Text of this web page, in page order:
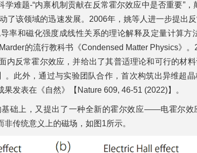
难题-“内禀机制贡献在反常霍尔效应中是否重要”，
了该领域的迅速发展。2006年，姚等人进一步提出
率和磁化强度成线性关系的理论解释及定量计算方
的流行教科书《Condensed Matter Physics》
内反常霍尔效应，并给出了其普适理论和可行的材
。此外，通过与实验团队合作，首次构筑出异维超
发表在《自然》【Nature 609, 46-51 (2022)】。
础上，又提出了一种全新的霍尔效应——电霍尔效
传统意义上的磁场，如图1所示。